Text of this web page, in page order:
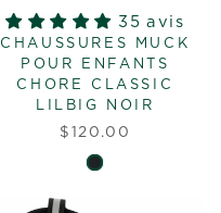
35 avis
CHAUSSURES MUCK
POUR ENFANTS
CHORE CLASSIC
LILBIG NOIR
$120.00